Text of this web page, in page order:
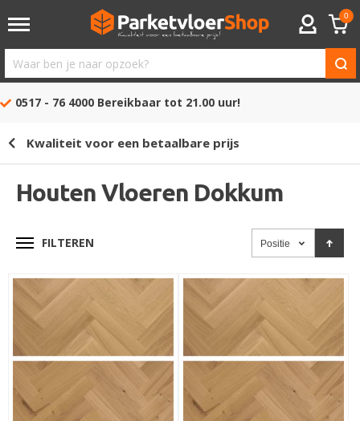
ACCOUNT
0
Waar
ben
opzoek?
0517 - 76 4000 Bereikbaar tot 21.00 uur!
Kwaliteit voor een betaalbare prijs
Houten Vloeren Dokkum
FILTEREN Positie